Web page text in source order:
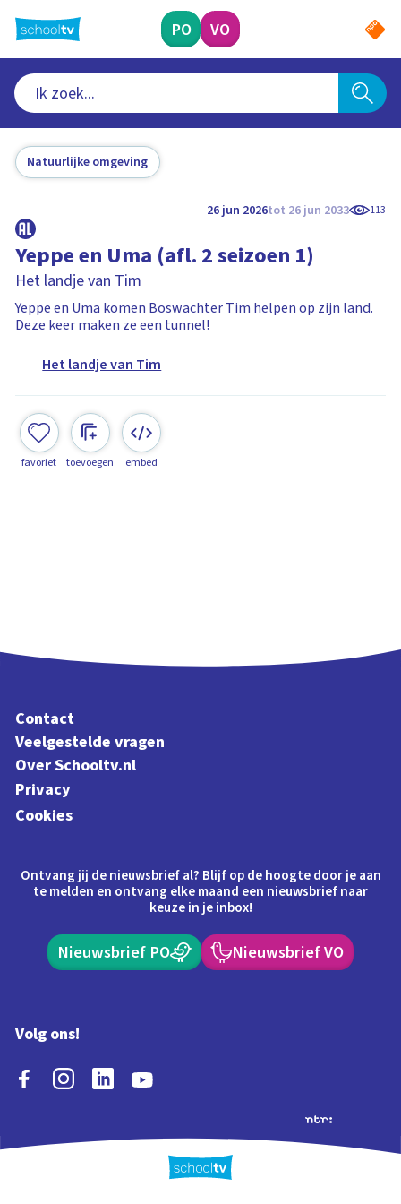
naar
hoofdinhoud
PO VO
Natuurlijke omgeving
26 jun 2026tot 26 jun 2033 113
Yeppe en Uma (afl. 2 seizoen 1)
Het landje van Tim
Yeppe en Uma komen Boswachter Tim helpen op zijn land.
Deze keer maken ze een tunnel!
Het landje van Tim
favoriet toevoegen embed
Contact
Veelgestelde vragen
Over Schooltv.nl
Privacy
Cookies
Ontvang jij de nieuwsbrief al? Blijf op de hoogte door je aan
te melden en ontvang elke maand een nieuwsbrief naar
keuze in je inbox!
Nieuwsbrief PO Nieuwsbrief VO
Volg ons!